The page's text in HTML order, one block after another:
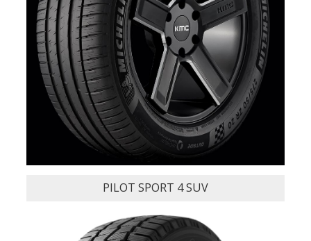
RELATED
LATITUDE TOUR HP